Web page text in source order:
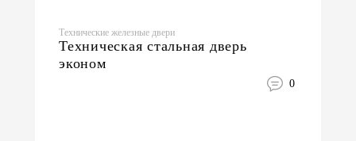
Технические железные двери
Техническая стальная дверь
эконом
0